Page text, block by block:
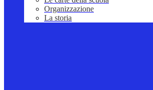
Organizzazione
La storia